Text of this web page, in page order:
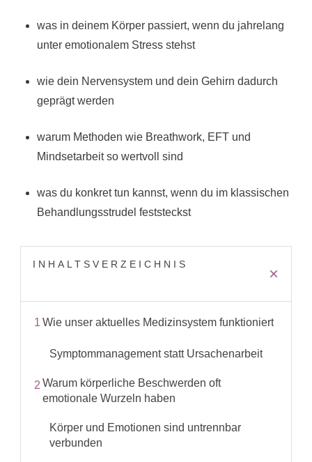
was in deinem Körper passiert, wenn du jahrelang
unter emotionalem Stress stehst
wie dein Nervensystem und dein Gehirn dadurch
geprägt werden
warum Methoden wie Breathwork, EFT und
Mindsetarbeit so wertvoll sind
was du konkret tun kannst, wenn du im klassischen
Behandlungsstrudel feststeckst
INHALTSVERZEICHNIS
1 Wie unser aktuelles Medizinsystem funktioniert
Symptommanagement statt Ursachenarbeit
2 Warum körperliche Beschwerden oft
emotionale Wurzeln haben
Körper und Emotionen sind untrennbar
verbunden